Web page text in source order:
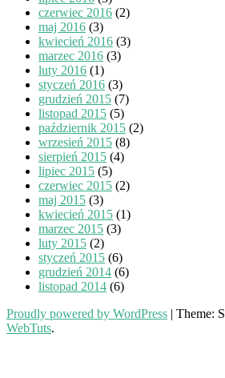
czerwiec 2016 (2)
maj 2016 (3)
kwiecień 2016 (3)
marzec 2016 (3)
luty 2016 (1)
styczeń 2016 (3)
grudzień 2015 (7)
listopad 2015 (5)
październik 2015 (2)
wrzesień 2015 (8)
sierpień 2015 (4)
lipiec 2015 (5)
czerwiec 2015 (2)
maj 2015 (3)
kwiecień 2015 (1)
marzec 2015 (3)
luty 2015 (2)
styczeń 2015 (6)
grudzień 2014 (6)
listopad 2014 (6)
Proudly powered by WordPress
Theme:
WebTuts.